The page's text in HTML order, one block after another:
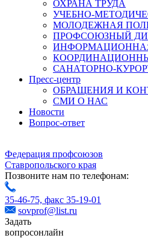
ОХРАНА ТРУДА
УЧЕБНО-
МОЛОДЕЖНАЯ
ПРОФСОЮЗНЫЙ
САНАТОРНО-
Пресс-центр
ОБРАЩЕНИЯ И
СМИ О НАС
Новости
Вопрос-ответ
Федерация профсоюзов
Ставропольского края
Позвоните нам по телефонам:
35-46-75, факс 35-19-01
sovprof@list.ru
Задать
вопросонлайн